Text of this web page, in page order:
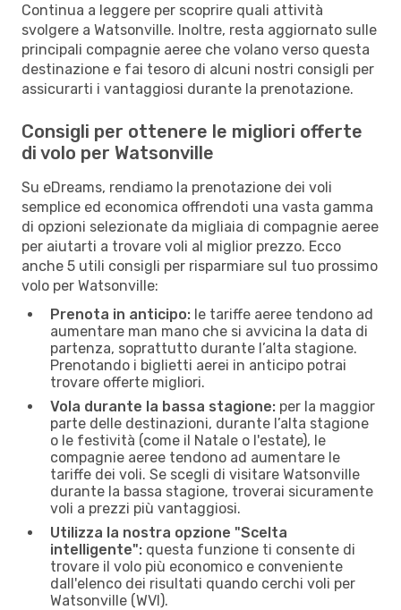
Continua a leggere per scoprire quali attività
svolgere a Watsonville. Inoltre, resta aggiornato sulle
principali compagnie aeree che volano verso questa
destinazione e fai tesoro di alcuni nostri consigli per
assicurarti i vantaggiosi durante la prenotazione.
Consigli per ottenere le migliori offerte
di volo per Watsonville
Su eDreams, rendiamo la prenotazione dei voli
semplice ed economica offrendoti una vasta gamma
di opzioni selezionate da migliaia di compagnie aeree
per aiutarti a trovare voli al miglior prezzo. Ecco
anche 5 utili consigli per risparmiare sul tuo prossimo
volo per Watsonville:
Prenota in anticipo: le tariffe aeree tendono ad
aumentare man mano che si avvicina la data di
partenza, soprattutto durante l’alta stagione.
Prenotando i biglietti aerei in anticipo potrai
trovare offerte migliori.
Vola durante la bassa stagione: per la maggior
parte delle destinazioni, durante l’alta stagione
o le festività (come il Natale o l'estate), le
compagnie aeree tendono ad aumentare le
tariffe dei voli. Se scegli di visitare Watsonville
durante la bassa stagione, troverai sicuramente
voli a prezzi più vantaggiosi.
Utilizza la nostra opzione "Scelta
intelligente": questa funzione ti consente di
trovare il volo più economico e conveniente
dall'elenco dei risultati quando cerchi voli per
Watsonville (WVI).